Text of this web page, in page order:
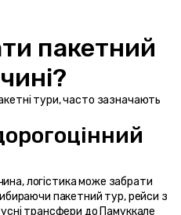
пакетний
тури, часто зазначають
логістика може забрати
пакетний тур, рейси з
трансфери до Памуккале